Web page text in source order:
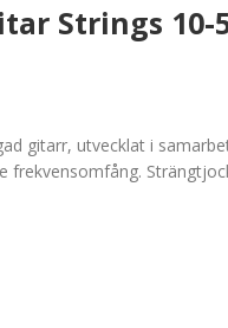
Strings 10-
gitarr, utvecklat i
frekvensomfång.